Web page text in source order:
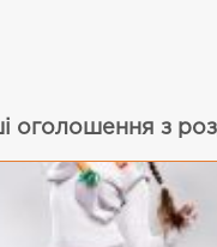
оголошення з